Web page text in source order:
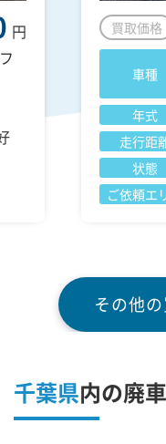
円
買取価格
車種
年式
走行距
状態
ご依頼エ
その他
千葉県内の廃